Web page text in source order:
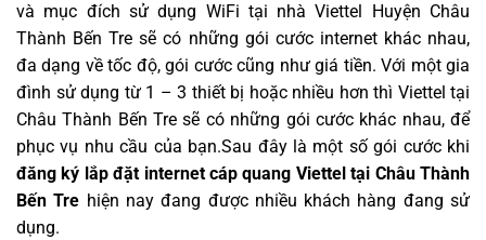
và mục đích sử dụng WiFi tại nhà Viettel Huyện Châu
Thành Bến Tre sẽ có những gói cước internet khác nhau,
đa dạng về tốc độ, gói cước cũng như giá tiền. Với một gia
đình sử dụng từ 1 – 3 thiết bị hoặc nhiều hơn thì Viettel tại
Châu Thành Bến Tre sẽ có những gói cước khác nhau, để
phục vụ nhu cầu của bạn.Sau đây là một số gói cước khi
đăng ký lắp đặt internet cáp quang Viettel tại Châu Thành
Bến Tre hiện nay đang được nhiều khách hàng đang sử
dụng.